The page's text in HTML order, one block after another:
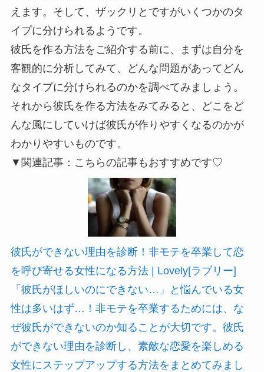
えます。そして、ザックリとですがいくつかのタ
イプに分けられるようです。
彼氏を作る方法をご紹介する前に、まずは自分を
客観的に分析してみて、どんな問題があってどん
なタイプに分けられるのかを調べてみましょう。
それから彼氏を作る方法をみてみると、どこをど
んな風にしていけば彼氏が作りやすくなるのかが
わかりやすいものです。
▼関連記事：こちらの記事もおすすめです♡
彼氏ができない理由を診断！非モテを卒業して恋
を呼び寄せる女性になる方法 | Lovely[ラブリー]
「彼氏がほしいのにできない…」と悩んでいる女
性は多いはず…！非モテを卒業するためには、な
ぜ彼氏ができないのか知ることが大切です。彼氏
ができない理由を診断し、素敵な恋愛を楽しめる
女性にステップアップする方法をまとめてみまし